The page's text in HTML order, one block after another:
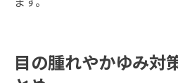
目の腫れやかゆみ対